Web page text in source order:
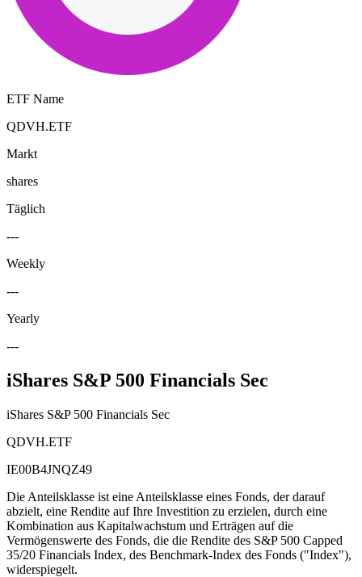
ETF Name
QDVH.ETF
Markt
shares
Täglich
---
Weekly
---
Yearly
---
iShares S&P 500 Financials Sec
iShares S&P 500 Financials Sec
QDVH.ETF
IE00B4JNQZ49
Die Anteilsklasse ist eine Anteilsklasse eines Fonds, der darauf
abzielt, eine Rendite auf Ihre Investition zu erzielen, durch eine
Kombination aus Kapitalwachstum und Erträgen auf die
Vermögenswerte des Fonds, die die Rendite des S&P 500 Capped
35/20 Financials Index, des Benchmark-Index des Fonds ("Index"),
widerspiegelt.